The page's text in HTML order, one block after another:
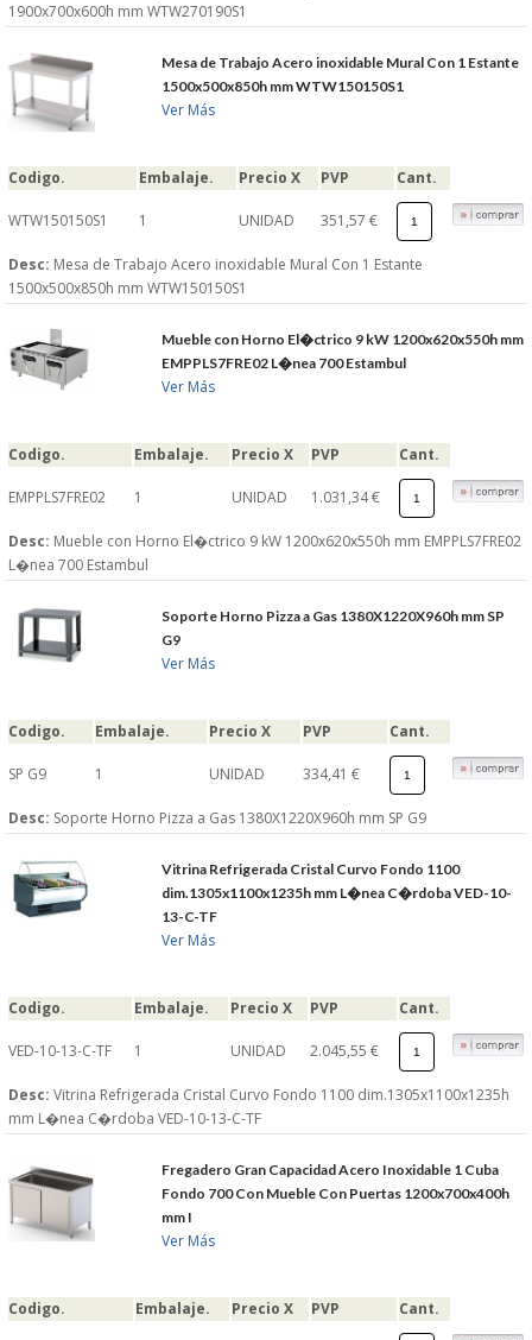
1900x700x600h mm WTW270190S1
Mesa de Trabajo Acero inoxidable Mural Con 1 Estante
1500x500x850h mm WTW150150S1
Ver Más
Codigo. Embalaje. Precio X PVP Cant.
WTW150150S1 1 UNIDAD 351,57 €
Desc: Mesa de Trabajo Acero inoxidable Mural Con 1 Estante
1500x500x850h mm WTW150150S1
Mueble con Horno El�ctrico 9 kW 1200x620x550h mm
EMPPLS7FRE02 L�nea 700 Estambul
Ver Más
Codigo. Embalaje. Precio X PVP Cant.
EMPPLS7FRE02 1 UNIDAD 1.031,34 €
Desc: Mueble con Horno El�ctrico 9 kW 1200x620x550h mm EMPPLS7FRE02
L�nea 700 Estambul
Soporte Horno Pizza a Gas 1380X1220X960h mm SP
G9
Ver Más
Codigo. Embalaje. Precio X PVP Cant.
SP G9 1 UNIDAD 334,41 €
Desc: Soporte Horno Pizza a Gas 1380X1220X960h mm SP G9
Vitrina Refrigerada Cristal Curvo Fondo 1100
dim.1305x1100x1235h mm L�nea C�rdoba VED-10-
13-C-TF
Ver Más
Codigo. Embalaje. Precio X PVP Cant.
VED-10-13-C-TF 1 UNIDAD 2.045,55 €
Desc: Vitrina Refrigerada Cristal Curvo Fondo 1100 dim.1305x1100x1235h
mm L�nea C�rdoba VED-10-13-C-TF
Fregadero Gran Capacidad Acero Inoxidable 1 Cuba
Fondo 700 Con Mueble Con Puertas 1200x700x400h
mm I
Ver Más
Codigo. Embalaje. Precio X PVP Cant.